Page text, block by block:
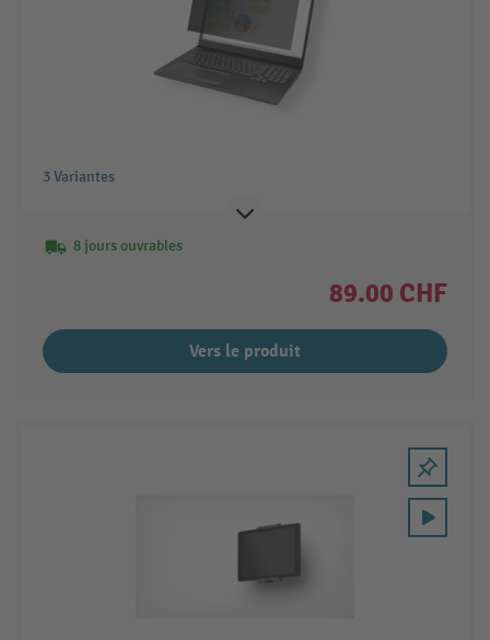
3 Variantes
8 jours ouvrables
89.00 CHF
Vers le produit